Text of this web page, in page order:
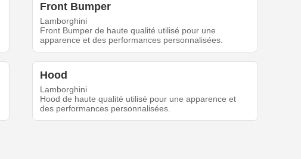
Front Bumper
Lamborghini
Front Bumper de haute qualité utilisé pour une
apparence et des performances personnalisées.
Hood
Lamborghini
Hood de haute qualité utilisé pour une apparence et
des performances personnalisées.